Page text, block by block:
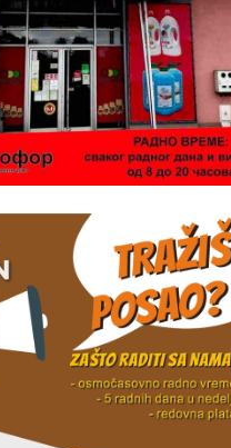
потребан возач са Б
064/02-85-511
радника за рад на
„Липа промет” у
доћи лично на
у улици Максима
сваког радног дана од
063/465-045
врсте димњака.